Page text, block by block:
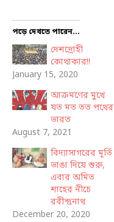
পড়ে দেখতে পারেন...
দেশদ্রোহী
কোথাকার!!
January 15, 2020
আক্রমণের মুখে
যত মত তত পথের
ভারত
August 7, 2021
বিদ্যাসাগরের মূর্তি
ভাঙা দিয়ে শুরু,
এবার অমিত
শাহের নীচে
রবীন্দ্রনাথ
December 20, 2020